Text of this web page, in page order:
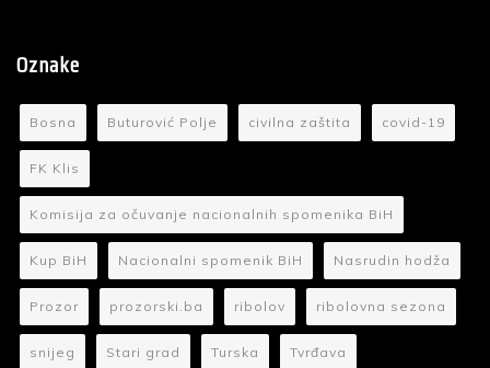
Oznake
Bosna Buturović Polje civilna zaštita covid-19
FK Klis
Komisija za očuvanje nacionalnih spomenika BiH
Kup BiH Nacionalni spomenik BiH Nasrudin hodža
Prozor prozorski.ba ribolov ribolovna sezona
snijeg Stari grad Turska Tvrđava